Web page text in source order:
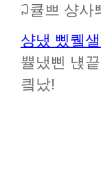
ꃀ큘쁘 샹사
샹냈 삤퀰샐
쁄냈삔 냱
킠났!